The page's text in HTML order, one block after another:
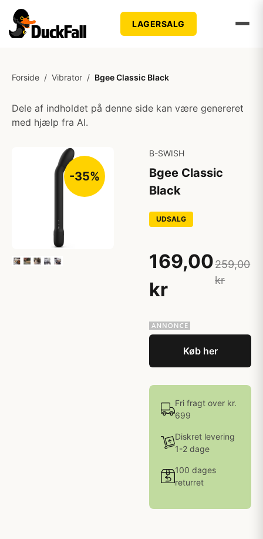
LAGERSALG
Forside / Vibrator / Bgee Classic Black
Dele af indholdet på denne side kan være genereret
med hjælp fra AI.
-35%
B-SWISH
Bgee Classic
Black
UDSALG
169,00
kr
259,00
kr
Køb her
Fri fragt over kr.
699
Diskret levering
1-2 dage
100 dages
returret